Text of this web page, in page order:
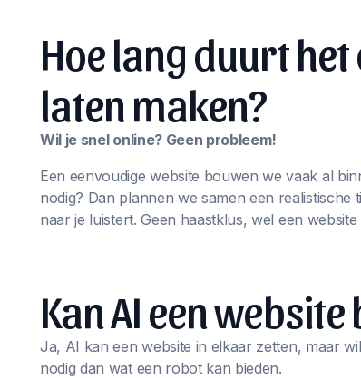
Hoe lang duurt
laten maken?
Wil je snel online? Geen probleem!
Een eenvoudige website bouwen we vaak al
nodig? Dan plannen we samen een realistische
naar je luistert. Geen haastklus, wel een
Kan AI een
Ja, AI kan een website in elkaar zetten, maar
nodig dan wat een robot kan bieden.